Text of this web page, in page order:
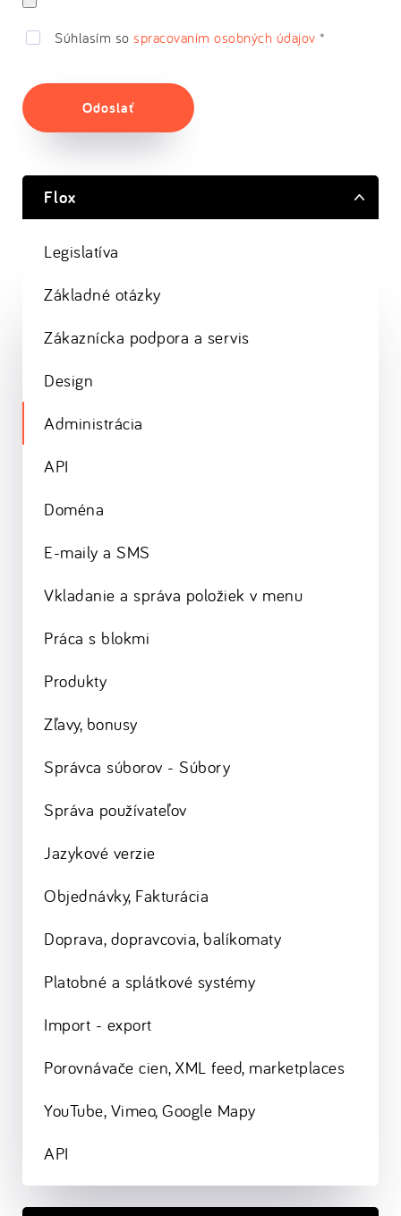
Súhlasím so spracovaním osobných údajov *
Odoslať
Flox
Legislatíva
Základné otázky
Zákaznícka podpora a servis
Design
Administrácia
API
Doména
E-maily a SMS
Vkladanie a správa položiek v menu
Práca s blokmi
Produkty
Zľavy, bonusy
Správca súborov - Súbory
Správa používateľov
Jazykové verzie
Objednávky, Fakturácia
Doprava, dopravcovia, balíkomaty
Platobné a splátkové systémy
Import - export
Porovnávače cien, XML feed, marketplaces
YouTube, Vimeo, Google Mapy
API